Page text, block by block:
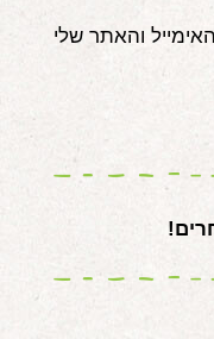
והאתר שלי